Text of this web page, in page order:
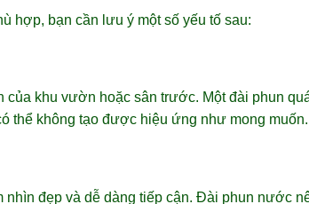
hợp, bạn cần lưu ý một số yếu tố sau:
khu vườn hoặc sân trước. Một đài phun
thể không tạo được hiệu ứng như mong muốn.
nhìn đẹp và dễ dàng tiếp cận. Đài phun nước